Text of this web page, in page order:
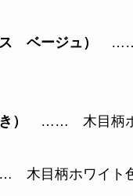
ベージュ）
……
） …… 木目柄ホ
木目柄ホワイト